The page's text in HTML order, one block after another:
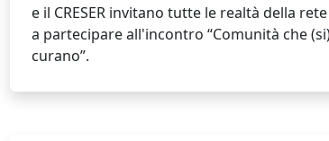
e il CRESER invitano tutte le realtà della rete
a partecipare all'incontro “Comunità che
curano”.